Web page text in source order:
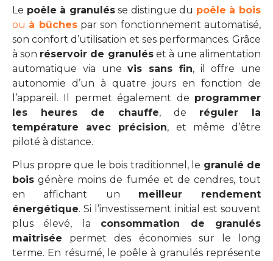
Le poêle à granulésse distingue du poêle à bois
ou à bûchespar son fonctionnement automatisé,
son confort d’utilisation et ses performances. Grâce
à son réservoir de granuléset à une alimentation
automatique via unevis sans fin, il offre une
autonomie d’un à quatre jours en fonction de
l’appareil. Il permet également de programmer
les heures de chauffe, de réguler la
température avec précision, et même d’être
piloté à distance.
Plus propre que le bois traditionnel, le granulé de
bois génère moins de fumée et de cendres, tout
en affichant un meilleur rendement
énergétique. Si l’investissement initial est souvent
plus élevé, la consommation de granulés
maîtrisée permet des économies sur le long
terme. En résumé, le poêle à granulés représente